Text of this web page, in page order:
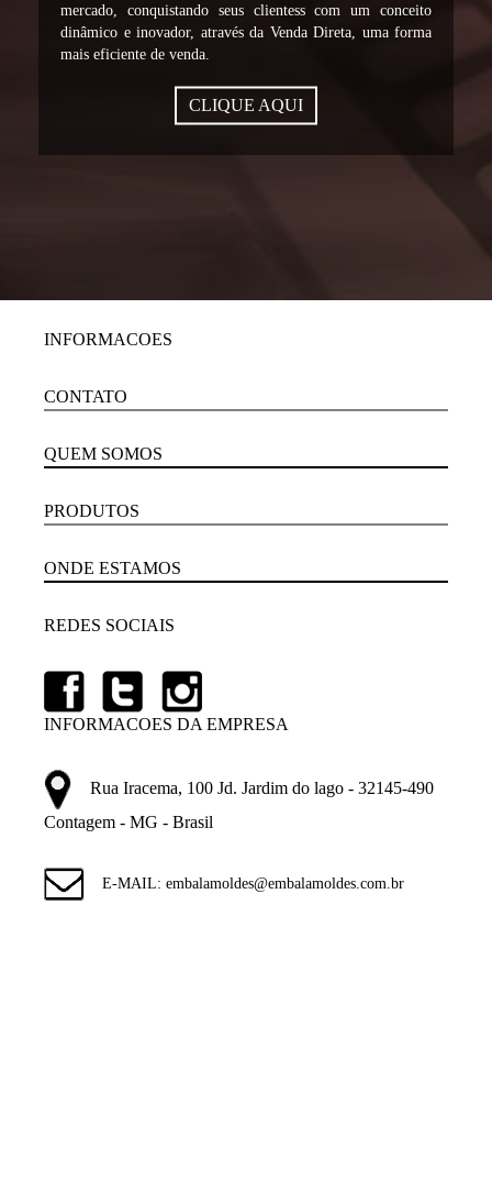
mercado, conquistando seus clientess com um conceito
dinâmico e inovador, através da Venda Direta, uma forma
mais eficiente de venda.
CLIQUE AQUI
INFORMACOES
CONTATO
QUEM SOMOS
PRODUTOS
ONDE ESTAMOS
REDES SOCIAIS
INFORMACOES DA EMPRESA
Rua Iracema, 100 Jd. Jardim do lago - 32145-490
Contagem - MG - Brasil
E-MAIL: embalamoldes@embalamoldes.com.br